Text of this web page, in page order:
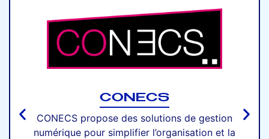
CONECS
CONECS propose des solutions de gestion
numérique pour simplifier l’organisation et la